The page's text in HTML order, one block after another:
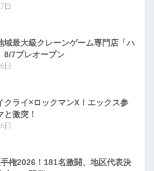
日
域最大級クレーンゲーム専門店「ハ
8/7プレオープン
日
クライ×ロックマンX！エックス参
と激突！
日
権2026！181名激闘、地区代表決